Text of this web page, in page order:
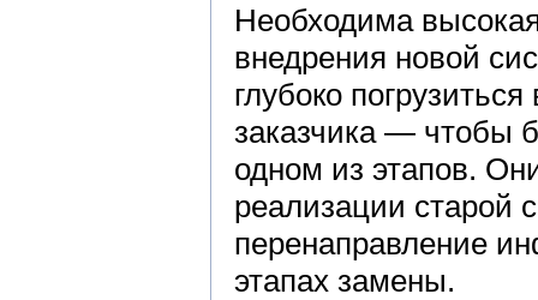
Необходима
внедрения новой
глубоко
заказчика — чтобы
одном из этапов.
реализации старой
перенаправление
этапах замены.